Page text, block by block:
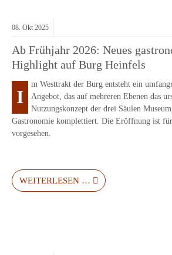
08. Okt 2025
Ab Frühjahr 2026: Neues
Highlight auf Burg Heinfels
I
m Westtrakt der Burg entsteht ein
Angebot, das auf mehreren Ebenen das
Nutzungskonzept der drei Säulen
Gastronomie komplettiert. Die Eröffnung ist
vorgesehen.
WEITERLESEN …